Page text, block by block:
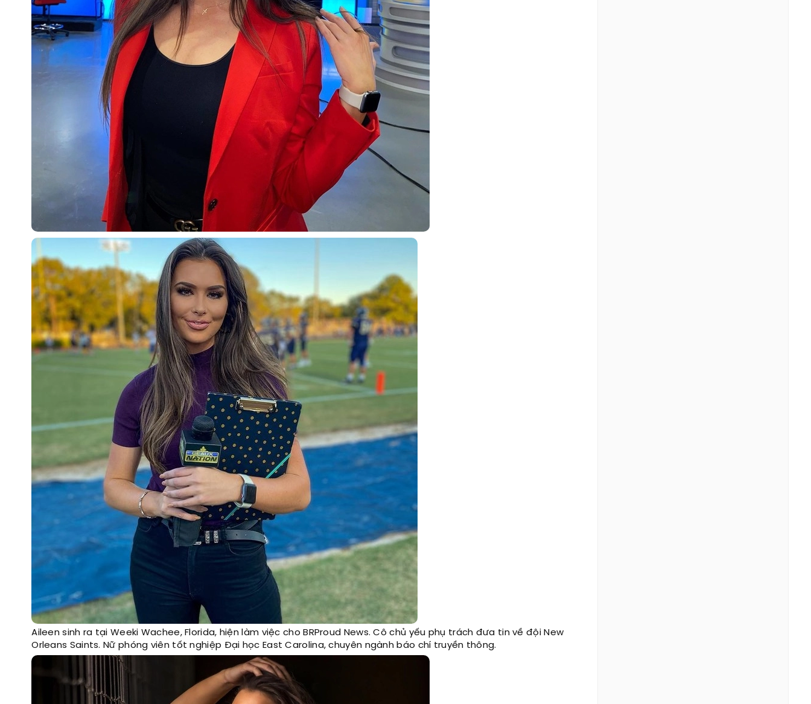
Aileen sinh ra tại Weeki Wachee, Florida, hiện làm việc cho BRProud News. Cô chủ yếu phụ trách đưa tin về đội New
Orleans Saints. Nữ phóng viên tốt nghiệp Đại học East Carolina, chuyên ngành báo chí truyền thông.